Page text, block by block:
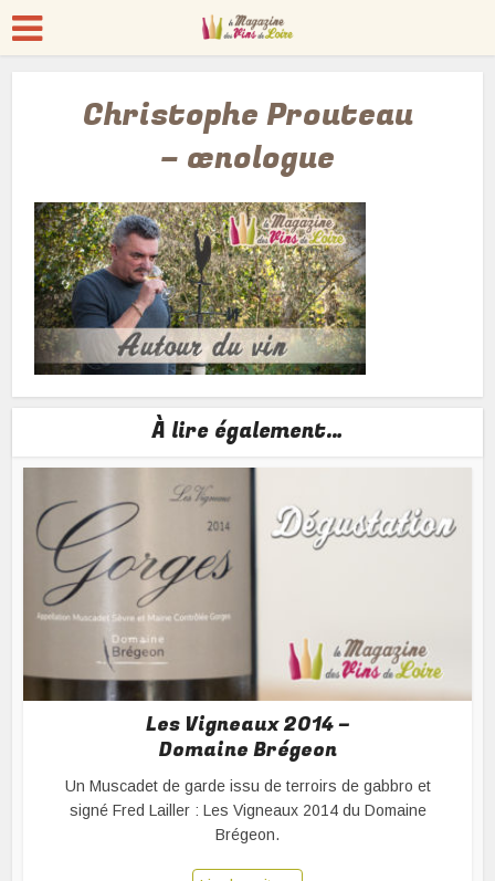
Christophe Prouteau
– œnologue
À lire également…
Les Vigneaux 2014 –
Domaine Brégeon
Un Muscadet de garde issu de terroirs de gabbro et
signé Fred Lailler : Les Vigneaux 2014 du Domaine
Brégeon.